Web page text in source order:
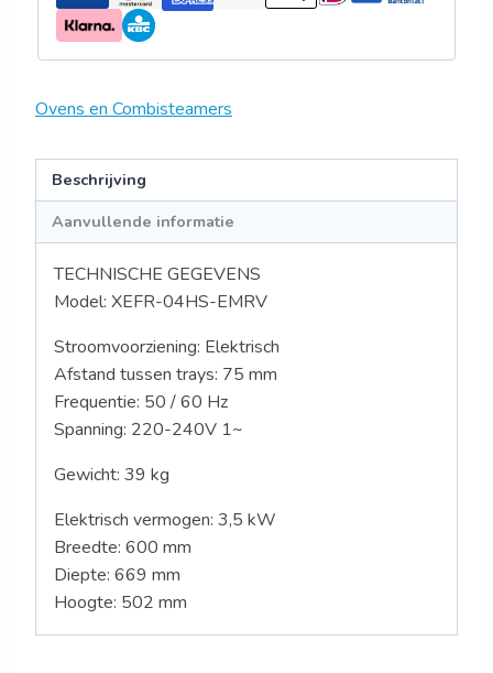
Ovens en Combisteamers
Beschrijving
Aanvullende informatie
TECHNISCHE GEGEVENS
Model: XEFR-04HS-EMRV
Stroomvoorziening: Elektrisch
Afstand tussen trays: 75 mm
Frequentie: 50 / 60 Hz
Spanning: 220-240V 1~
Gewicht: 39 kg
Elektrisch vermogen: 3,5 kW
Breedte: 600 mm
Diepte: 669 mm
Hoogte: 502 mm